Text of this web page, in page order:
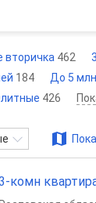
вторичка 462
184 До 5
426
комн